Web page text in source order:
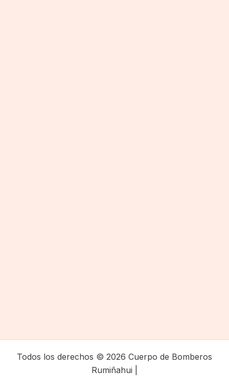
Todos los derechos © 2026 Cuerpo de Bomberos
Rumiñahui |